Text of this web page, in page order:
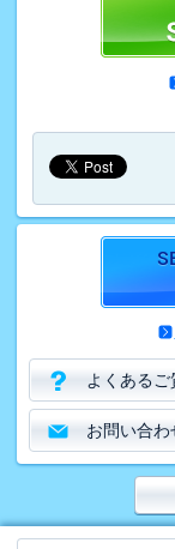
よくあるご
お問い合わ